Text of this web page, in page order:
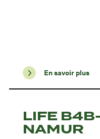
En savoir plus
LIFE
NAMUR